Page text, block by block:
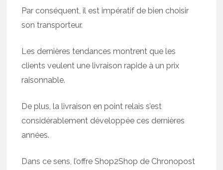
Par conséquent, il est impératif de bien choisir
son transporteur.
Les dernières tendances montrent que les
clients veulent une livraison rapide à un prix
raisonnable.
De plus, la livraison en point relais s’est
considérablement développée ces dernières
années.
Dans ce sens, l’offre Shop2Shop de Chronopost